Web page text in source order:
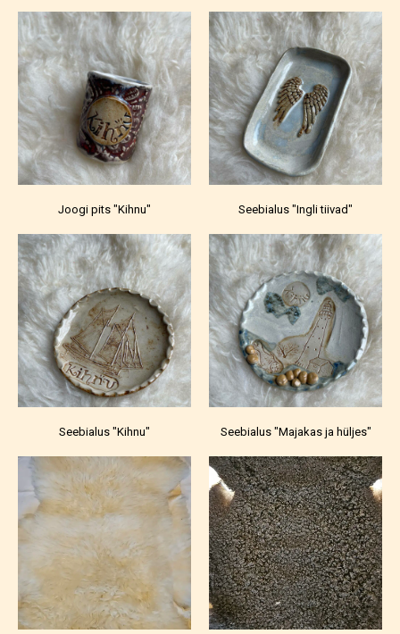
Joogi pits "Kihnu" Seebialus "Ingli tiivad"
Seebialus "Kihnu" Seebialus "Majakas ja hüljes"